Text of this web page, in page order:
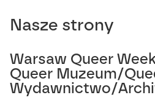
Nasze strony
Warsaw Queer
Queer Muzeum/
Wydawnictwo/